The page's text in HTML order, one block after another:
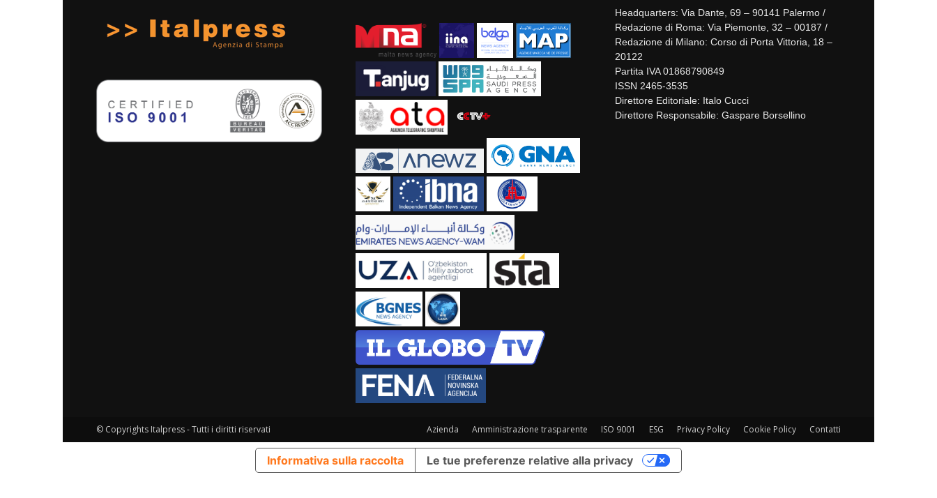
Headquarters: Via Dante, 69 – 90141 Palermo /
Redazione di Roma: Via Piemonte, 32 – 00187 /
Redazione di Milano: Corso di Porta Vittoria, 18 –
20122
Partita IVA 01868790849
ISSN 2465-3535
Direttore Editoriale: Italo Cucci
Direttore Responsabile: Gaspare Borsellino
Azienda Amministrazione trasparente ISO 9001 ESG Privacy Policy Cookie Policy Contatti
© Copyrights Italpress - Tutti i diritti riservati
Informativa sulla raccolta Le tue preferenze relative alla privacy